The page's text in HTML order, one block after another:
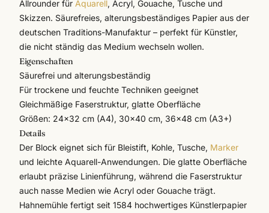
Allrounder für Aquarell, Acryl, Gouache, Tusche und
Skizzen. Säurefreies, alterungsbeständiges Papier aus der
deutschen Traditions-Manufaktur – perfekt für Künstler,
die nicht ständig das Medium wechseln wollen.
Eigenschaften
Säurefrei und alterungsbeständig
Für trockene und feuchte Techniken geeignet
Gleichmäßige Faserstruktur, glatte Oberfläche
Größen: 24×32 cm (A4), 30×40 cm, 36×48 cm (A3+)
Details
Der Block eignet sich für Bleistift, Kohle, Tusche, Marker
und leichte Aquarell-Anwendungen. Die glatte Oberfläche
erlaubt präzise Linienführung, während die Faserstruktur
auch nasse Medien wie Acryl oder Gouache trägt.
Hahnemühle fertigt seit 1584 hochwertiges Künstlerpapier